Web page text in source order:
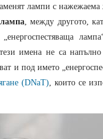
лампи с
, между другото,
лампа“,
имена не са
и под името
(DNaT), които се